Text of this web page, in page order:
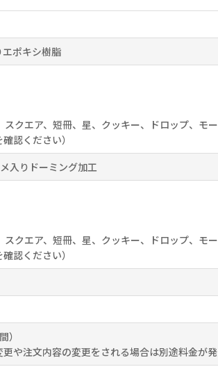
ポキシ樹脂
スクエア、短冊、星、クッキー、ドロップ、モ
認ください）
入りドーミング加工
スクエア、短冊、星、クッキー、ドロップ、モ
認ください）
）
や注文内容の変更をされる場合は別途料金が発